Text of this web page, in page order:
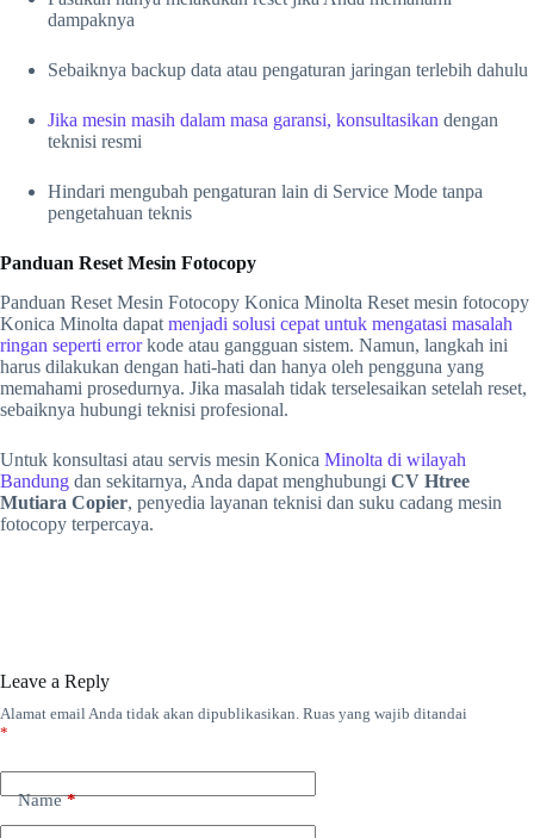
dampaknya
Sebaiknya backup data atau pengaturan jaringan terlebih dahulu
Jika mesin masih dalam masa garansi, konsultasikan dengan
teknisi resmi
Hindari mengubah pengaturan lain di Service Mode tanpa
pengetahuan teknis
Panduan Reset Mesin Fotocopy
Panduan Reset Mesin Fotocopy Konica Minolta Reset mesin fotocopy
Konica Minolta dapat menjadi solusi cepat untuk mengatasi masalah
ringan seperti errorkode atau gangguan sistem. Namun, langkah ini
harus dilakukan dengan hati-hati dan hanya oleh pengguna yang
memahami prosedurnya. Jika masalah tidak terselesaikan setelah reset,
sebaiknya hubungi teknisi profesional.
Untuk konsultasi atau servis mesin Konica Minolta di wilayah
Bandung dan sekitarnya, Anda dapat menghubungi CV Htree
Mutiara Copier, penyedia layanan teknisi dan suku cadang mesin
fotocopy terpercaya.
Leave a Reply
Alamat email Anda tidak akan dipublikasikan. Ruas yang wajib ditandai
*
Name*